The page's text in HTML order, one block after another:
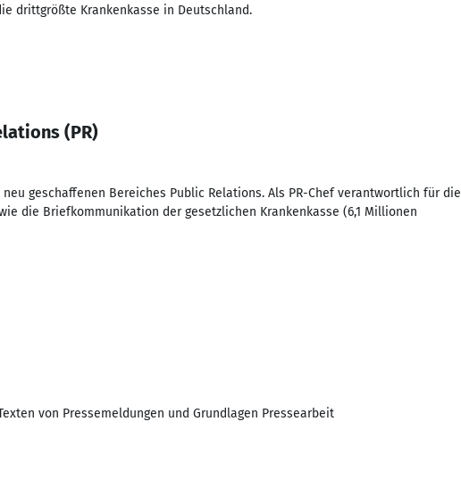
drittgrößte Krankenkasse in Deutschland.
(PR)
geschaffenen Bereiches Public Relations. Als PR-Chef verantwortlich für die
die Briefkommunikation der gesetzlichen Krankenkasse (6,1 Millionen
von Pressemeldungen und Grundlagen Pressearbeit